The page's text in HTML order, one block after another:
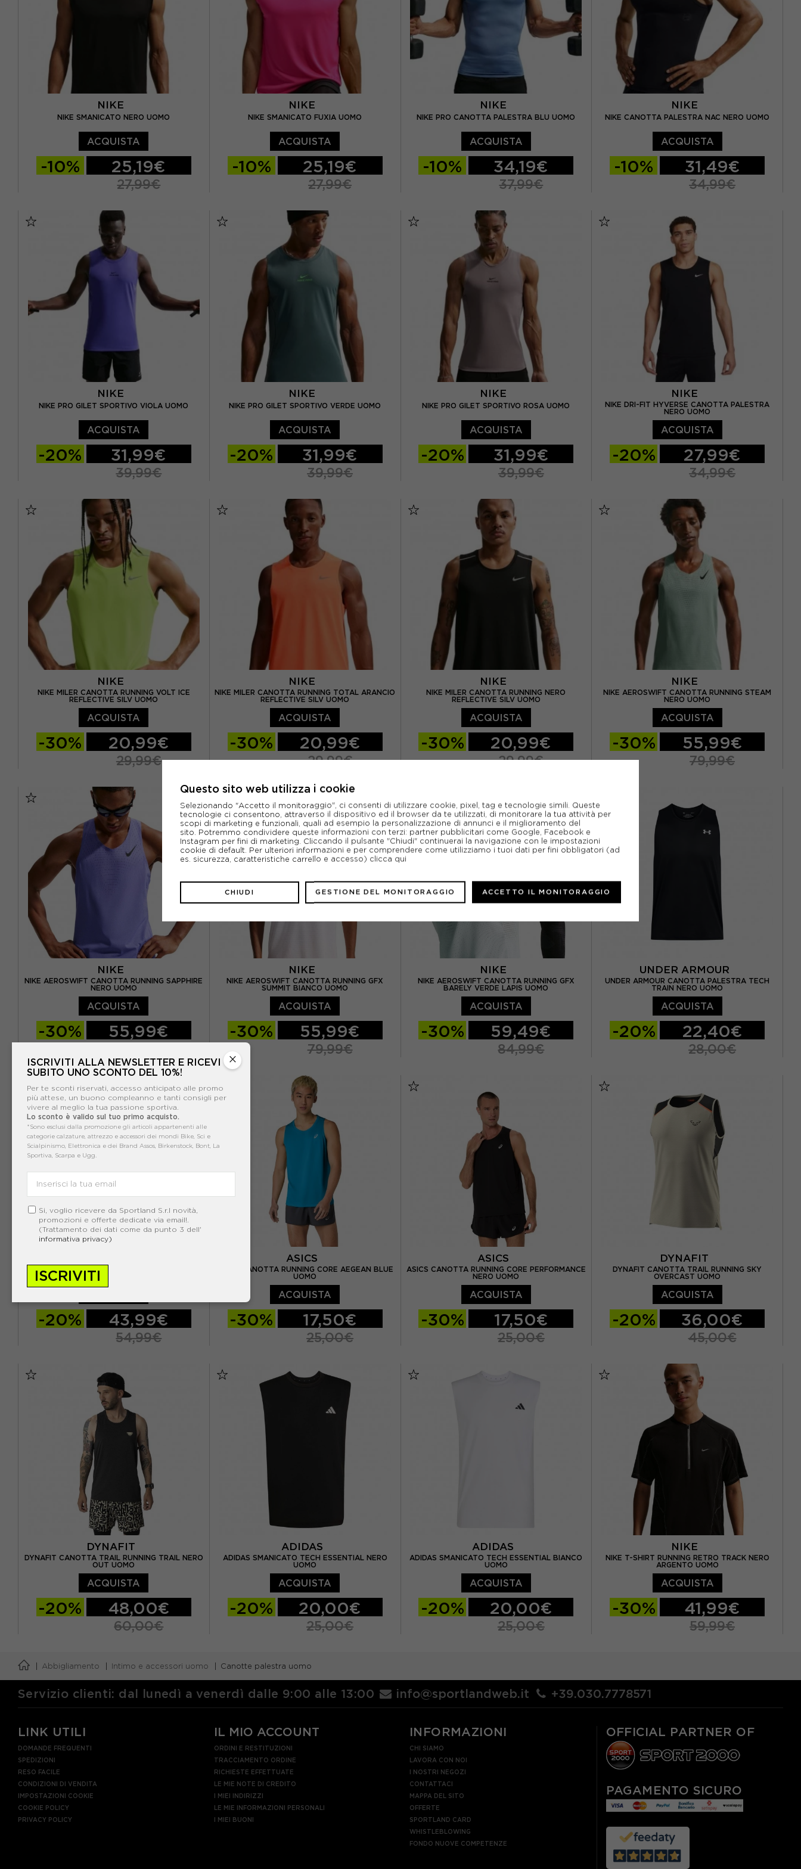
NIKE
NIKE SMANICATO NERO UOMO
ACQUISTA
-10% 25,19€
27,99€
NIKE
NIKE SMANICATO FUXIA UOMO
ACQUISTA
-10% 25,19€
27,99€
NIKE
NIKE PRO CANOTTA PALESTRA BLU UOMO
ACQUISTA
-10% 34,19€
37,99€
NIKE
NIKE CANOTTA PALESTRA NAC NERO UOMO
ACQUISTA
-10% 31,49€
34,99€
NIKE
NIKE PRO GILET SPORTIVO VIOLA UOMO
ACQUISTA
-20% 31,99€
39,99€
NIKE
NIKE PRO GILET SPORTIVO VERDE UOMO
ACQUISTA
-20% 31,99€
39,99€
NIKE
NIKE PRO GILET SPORTIVO ROSA UOMO
ACQUISTA
-20% 31,99€
39,99€
NIKE
NIKE DRI-FIT HYVERSE CANOTTA PALESTRA
NERO UOMO
ACQUISTA
-20% 27,99€
34,99€
NIKE
NIKE MILER CANOTTA RUNNING VOLT ICE
REFLECTIVE SILV UOMO
ACQUISTA
-30% 20,99€
29,99€
NIKE
NIKE MILER CANOTTA RUNNING TOTAL ARANCIO
REFLECTIVE SILV UOMO
ACQUISTA
-30% 20,99€
29,99€
NIKE
NIKE MILER CANOTTA RUNNING NERO
REFLECTIVE SILV UOMO
ACQUISTA
-30% 20,99€
29,99€
NIKE
NIKE AEROSWIFT CANOTTA RUNNING STEAM
NERO UOMO
ACQUISTA
-30% 55,99€
79,99€
NIKE
NIKE AEROSWIFT CANOTTA RUNNING SAPPHIRE
NERO UOMO
S M L XL
ACQUISTA
-30% 55,99€
NIKE
NIKE AEROSWIFT CANOTTA RUNNING GFX
SUMMIT BIANCO UOMO
S
ACQUISTA
-30% 55,99€
79,99€
NIKE
NIKE AEROSWIFT CANOTTA RUNNING GFX
BARELY VERDE LAPIS UOMO
ACQUISTA
-30% 59,49€
84,99€
UNDER ARMOUR
UNDER ARMOUR CANOTTA PALESTRA TECH
TRAIN NERO UOMO
ACQUISTA
-20% 22,40€
28,00€
NIKE ACG SOLAR CHASE CANOTTA TRAIL
RUNNING SAFETY ARANCIO UOMO
-20% 43,99€
54,99€
ASICS
ASICS CANOTTA RUNNING CORE AEGEAN BLUE
UOMO
ACQUISTA
-30% 17,50€
25,00€
ASICS
ASICS CANOTTA RUNNING CORE PERFORMANCE
NERO UOMO
ACQUISTA
-30% 17,50€
25,00€
DYNAFIT
DYNAFIT CANOTTA TRAIL RUNNING SKY
OVERCAST UOMO
ACQUISTA
-20% 36,00€
45,00€
DYNAFIT
DYNAFIT CANOTTA TRAIL RUNNING TRAIL NERO
OUT UOMO
ACQUISTA
-20% 48,00€
60,00€
ADIDAS
ADIDAS SMANICATO TECH ESSENTIAL NERO
UOMO
ACQUISTA
-20% 20,00€
25,00€
ADIDAS
ADIDAS SMANICATO TECH ESSENTIAL BIANCO
UOMO
ACQUISTA
-20% 20,00€
25,00€
NIKE
NIKE T-SHIRT RUNNING RETRO TRACK NERO
ARGENTO UOMO
ACQUISTA
-30% 41,99€
59,99€
Abbigliamento Intimo e accessori uomo Canotte palestra uomo
×
ISCRIVITI ALLA NEWSLETTER E RICEVI
SUBITO UNO SCONTO DEL 10%!
Per te sconti riservati, accesso anticipato alle promo
più attese, un buono compleanno e tanti consigli per
vivere al meglio la tua passione sportiva.
Lo sconto è valido sul tuo primo acquisto.
*Sono esclusi dalla promozione gli articoli appartenenti alle
categorie calzature, attrezzo e accessori dei mondi Bike, Sci e
Scialpinismo, Elettronica e dei Brand Assos, Birkenstock, Bont, La
Sportiva, Scarpa e Ugg.
Si, voglio ricevere da Sportland S.r.l novità,
promozioni e offerte dedicate via email!.
(Trattamento dei dati come da punto 3 dell'
informativa privacy)
ISCRIVITI
Servizio clienti: dal lunedì a venerdì dalle 9:00 alle 13:00 info@sportlandweb.it +39.030.7778571
LINK UTILI
DOMANDE FREQUENTI
SPEDIZIONI
RESO FACILE
CONDIZIONI DI VENDITA
IMPOSTAZIONI COOKIE
COOKIE POLICY
PRIVACY POLICY
IL MIO ACCOUNT
ORDINI E RESTITUZIONI
TRACCIAMENTO ORDINE
RICHIESTE EFFETTUATE
LE MIE NOTE DI CREDITO
I MIEI INDIRIZZI
LE MIE INFORMAZIONI PERSONALI
I MIEI BUONI
INFORMAZIONI
CHI SIAMO
LAVORA CON NOI
I NOSTRI NEGOZI
CONTATTACI
MAPPA DEL SITO
OFFERTE
SPORTLAND CARD
WHISTLEBLOWING
FONDO NUOVE COMPETENZE
OFFICIAL PARTNER OF
PAGAMENTO SICURO
Questo sito web utilizza i cookie
Selezionando "Accetto il monitoraggio", ci consenti di utilizzare cookie, pixel, tag e tecnologie simili. Queste
tecnologie ci consentono, attraverso il dispositivo ed il browser da te utilizzati, di monitorare la tua attività per
scopi di marketing e funzionali, quali ad esempio la personalizzazione di annunci e il miglioramento del
sito. Potremmo condividere queste informazioni con terzi: partner pubblicitari come Google, Facebook e
Instagram per fini di marketing. Cliccando il pulsante "Chiudi" continuerai la navigazione con le impostazioni
cookie di default. Per ulteriori informazioni e per comprendere come utilizziamo i tuoi dati per fini obbligatori (ad
es. sicurezza, caratteristiche carrello e accesso) clicca qui
CHIUDI GESTIONE DEL MONITORAGGIO ACCETTO IL MONITORAGGIO